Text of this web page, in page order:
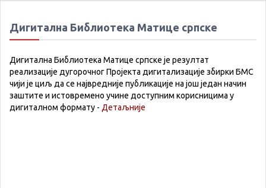
Дигитална Библиотека Матице српске
Дигитална Библиотека Матице српске је резултат
реализације дугорочног Пројекта дигитализације збирки БМС
чији је циљ да се највредније публикације на још један начин
заштите и истовремено учине доступним корисницима у
дигиталном формату - Детаљније